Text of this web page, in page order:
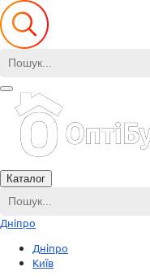
Каталог
Дніпро
Дніпро
Київ